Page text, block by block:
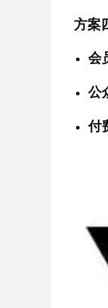
方案
会
公
付